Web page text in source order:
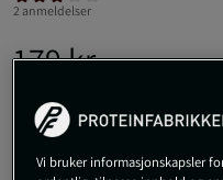
2 anmeldelser
179 kr
Vi bruker informasjonskapsler